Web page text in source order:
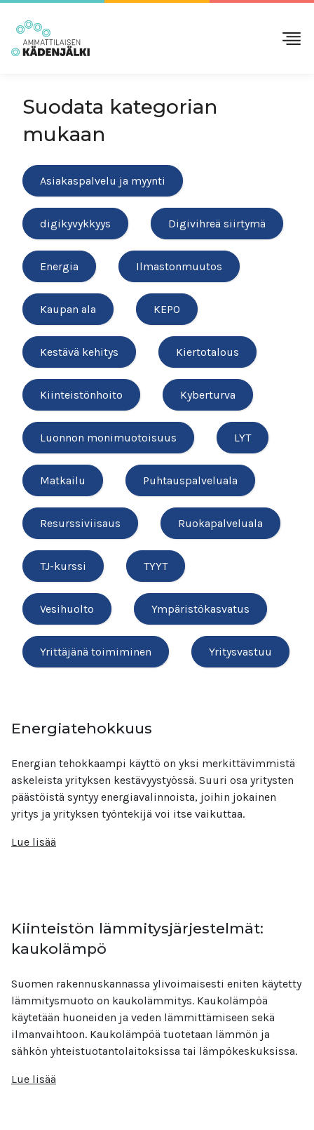
Suodata kategorian
mukaan
Asiakaspalvelu ja myynti
digikyvykkyys Digivihreä siirtymä
Energia Ilmastonmuutos
Kaupan ala KEPO
Kestävä kehitys Kiertotalous
Kiinteistönhoito Kyberturva
Luonnon monimuotoisuus LYT
Matkailu Puhtauspalveluala
Resurssiviisaus Ruokapalveluala
TJ-kurssi TYYT
Vesihuolto Ympäristökasvatus
Yrittäjänä toimiminen Yritysvastuu
Energiatehokkuus
Energian tehokkaampi käyttö on yksi merkittävimmistä
askeleista yrityksen kestävyystyössä. Suuri osa yritysten
päästöistä syntyy energiavalinnoista, joihin jokainen
yritys ja yrityksen työntekijä voi itse vaikuttaa.
Lue lisää
Kiinteistön lämmitysjärjestelmät:
kaukolämpö
Suomen rakennuskannassa ylivoimaisesti eniten käytetty
lämmitysmuoto on kaukolämmitys. Kaukolämpöä
käytetään huoneiden ja veden lämmittämiseen sekä
ilmanvaihtoon. Kaukolämpöä tuotetaan lämmön ja
sähkön yhteistuotantolaitoksissa tai lämpökeskuksissa.
Lue lisää